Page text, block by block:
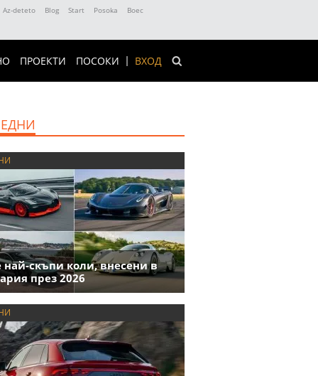
Az-deteto Blog Start Posoka
Boec
ВХОД
ПРОЕКТИ ПОСОКИ
най-скъпи коли, внесени в
през 2026